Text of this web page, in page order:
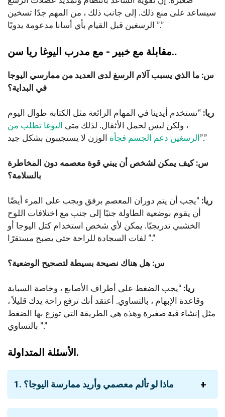
سيساعد على منع ذلك. إلى جانب ذلك ، من المهم جدًا تسخين
الرسغين قبل القيام بأي أسانا مدعومة يدويًا ”.”
مقابلة مع خبير - مع مدرب اليوغا ريا سن..
س: ما الذي يسبب آلام الرسغ لدى العديد من ممارسي اليوجا
في البداية؟
ريا: “تستخدم أيدينا في المهام الرائعة مثل الكتابة طوال اليوم
، ولكن ليس لحمل الأثقال. لذلك متى
اليوغا تطلب من
الرسغين دعم الجسم فجأة الوزن لا يستجيبون بشكل جيد”.”
س: كيف يمكن لشخص أن يبني قوة معصمه دون المخاطرة
بالسلامة؟
ريا: “يجب أن يتم دوران المعصم برفق ويجب على المرء أيضًا
أن يقوم بوضعية الطاولة جنبًا إلى جنب مع اختلافات اللوح
الخشبي تدريجيًا. يمكن لأي شخص استخدام كتل اليوجا أو
لفات السجادة للراحة حتى يصبح مستقرًا ”.”
س: هل هناك نصيحة بسيطة لتصحيح الوضعية؟
ريا: “يجب الضغط على أطراف الأصابع ، وخاصة السبابة
وقاعدة الإبهام ، بالتساوي. أعتقد أنك ترفع راحة يدك قليلاً ،
مثل إنشاء قبة صغيرة وهذه هي الطريقة التي توزع بها الضغط
بالتساوي ”.”
الأسئلة المتداولة.
1. ماذا لو تألم معصمي وأريد ممارسة اليوجا؟